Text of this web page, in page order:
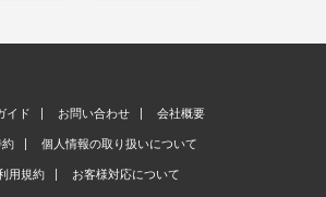
イド お問い合わせ 会社概要
約 個人情報の取り扱いについて
用規約 お客様対応について